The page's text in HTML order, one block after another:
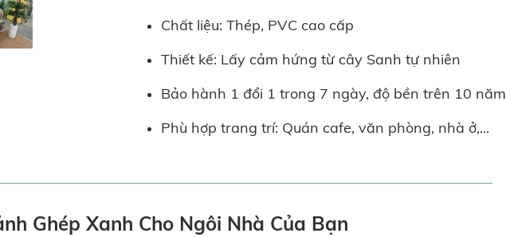
Chất liệu: Thép, PVC cao cấp
Thiết kế: Lấy cảm hứng từ cây Sanh tự nhiên
Bảo hành 1 đổi 1 trong 7 ngày, độ bền trên 10 năm
Phù hợp trang trí: Quán cafe, văn phòng, nhà ở,...
Ghép Xanh Cho Ngôi Nhà Của Bạn